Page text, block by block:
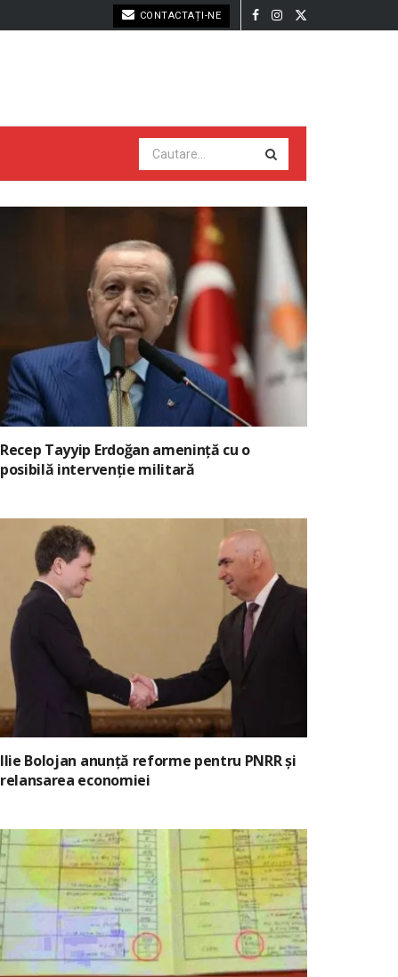
CONTACTAȚI-NE
Recep Tayyip Erdoğan amenință cu o
posibilă intervenție militară
Ilie Bolojan anunță reforme pentru PNRR și
relansarea economiei